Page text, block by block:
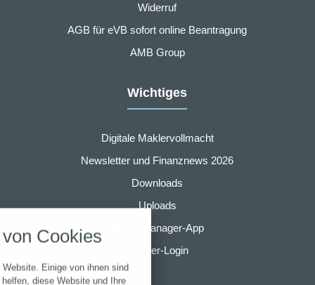
Widerruf
AGB für eVB sofort online Beantragung
AMB Group
Wichtiges
Digitale Maklervollmacht
Newsletter und Finanznews 2026
Downloads
Uploads
Finanzmanager-App
Partner-Login
Cookies
Einige von ihnen sind
diese Website und Ihre
folgende Kategorien zu
Notwendig